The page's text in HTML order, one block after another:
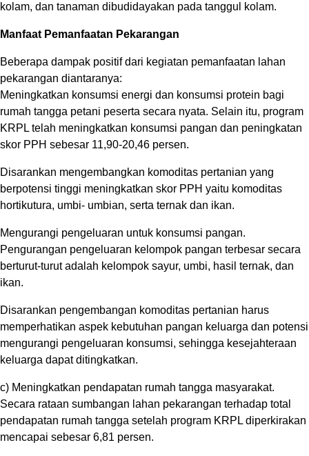
kolam, dan tanaman dibudidayakan pada tanggul kolam.
Manfaat Pemanfaatan Pekarangan
Beberapa dampak positif dari kegiatan pemanfaatan lahan
pekarangan diantaranya:
Meningkatkan konsumsi energi dan konsumsi protein bagi
rumah tangga petani peserta secara nyata. Selain itu, program
KRPL telah meningkatkan konsumsi pangan dan peningkatan
skor PPH sebesar 11,90-20,46 persen.
Disarankan mengembangkan komoditas pertanian yang
berpotensi tinggi meningkatkan skor PPH yaitu komoditas
hortikutura, umbi- umbian, serta ternak dan ikan.
Mengurangi pengeluaran untuk konsumsi pangan.
Pengurangan pengeluaran kelompok pangan terbesar secara
berturut-turut adalah kelompok sayur, umbi, hasil ternak, dan
ikan.
Disarankan pengembangan komoditas pertanian harus
memperhatikan aspek kebutuhan pangan keluarga dan potensi
mengurangi pengeluaran konsumsi, sehingga kesejahteraan
keluarga dapat ditingkatkan.
c) Meningkatkan pendapatan rumah tangga masyarakat.
Secara rataan sumbangan lahan pekarangan terhadap total
pendapatan rumah tangga setelah program KRPL diperkirakan
mencapai sebesar 6,81 persen.